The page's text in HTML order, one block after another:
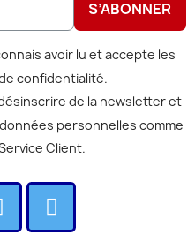
S’ABONNER
avoir lu et accepte les
confidentialité.
de la newsletter et
personnelles comme
Client.